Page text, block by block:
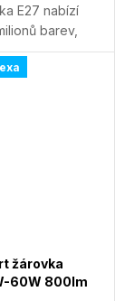
E27 nabízí
barev,
a
přes
žárovka
60W 800lm